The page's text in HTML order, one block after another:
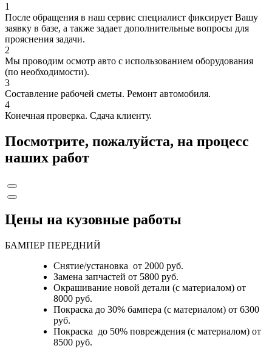
1
После обращения в наш сервис специалист фиксирует Вашу
заявку в базе, а также задает дополнительные вопросы для
прояснения задачи.
2
Мы проводим осмотр авто с использованием оборудования
(по необходимости).
3
Составление рабочей сметы. Ремонт автомобиля.
4
Конечная проверка. Сдача клиенту.
Посмотрите, пожалуйста, на процесс
наших работ
Цены на кузовные работы
БАМПЕР ПЕРЕДНИЙ
Снятие/установка от 2000 руб.
Замена запчастей от 5800 руб.
Окрашивание новой детали (с материалом) от
8000 руб.
Покраска до 30% бампера (с материалом) от 6300
руб.
Покраска до 50% повреждения (с материалом) от
8500 руб.